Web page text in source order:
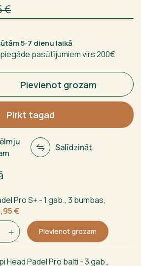
€
5-7 dienu laikā
pasūtījumiem virs 200€
Pievienot grozam
Pirkt tagad
Salīdzināt
Pro S+ - 1 gab., 3 bumbas,
€
Pievienot grozam
Head Padel Pro balti - 3 gab.,